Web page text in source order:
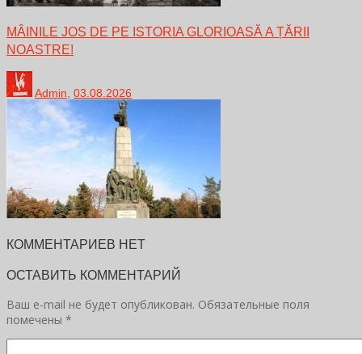
MÂINILE JOS DE PE ISTORIA GLORIOASĂ A ȚĂRII
NOASTRE!
Admin, 03.08.2026
КОММЕНТАРИЕВ НЕТ
ОСТАВИТЬ КОММЕНТАРИЙ
Ваш e-mail не будет опубликован. Обязательные поля
помечены *